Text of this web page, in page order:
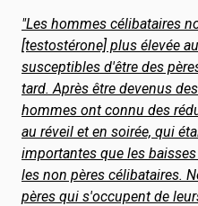
"Les hommes célibataires
[testostérone] plus élevée
susceptibles d'être des
tard. Après être devenus
hommes ont connu des
au réveil et en soirée, qui
importantes que les
les non pères célibataires.
pères qui s'occupent de